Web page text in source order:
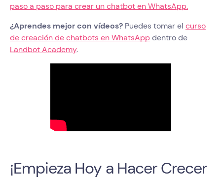
paso a paso para crear un chatbot en WhatsApp.
¿Aprendes mejor con vídeos? Puedes tomar el curso
de creación de chatbots en WhatsAppdentro de
Landbot Academy.
¡Empieza Hoy a Hacer Crecer